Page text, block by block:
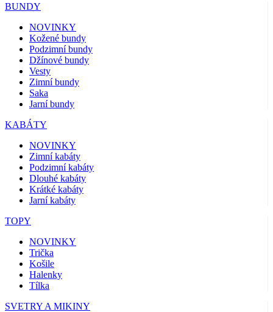
BUNDY
NOVINKY
Kožené bundy
Podzimní bundy
Džínové bundy
Vesty
Zimní bundy
Saka
Jarní bundy
KABÁTY
NOVINKY
Zimní kabáty
Podzimní kabáty
Dlouhé kabáty
Krátké kabáty
Jarní kabáty
TOPY
NOVINKY
Trička
Košile
Halenky
Tílka
SVETRY A MIKINY